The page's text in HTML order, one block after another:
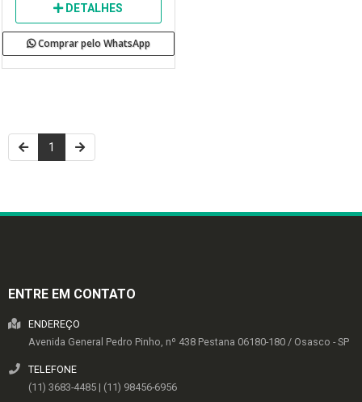
DETALHES
Comprar pelo WhatsApp
1
ENTRE EM CONTATO
ENDEREÇO
Avenida General Pedro Pinho, nº 438 Pestana 06180-180 / Osasco - SP
TELEFONE
(11) 3683-4485 | (11) 98456-6956